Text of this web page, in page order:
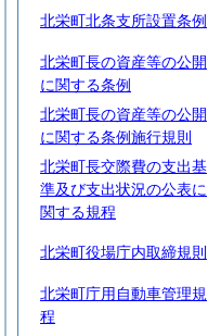
北栄町北条支所設置条例
北栄町長の資産等の公開
に関する条例
北栄町長の資産等の公開
に関する条例施行規則
北栄町長交際費の支出基
準及び支出状況の公表に
関する規程
北栄町役場庁内取締規則
北栄町庁用自動車管理規
程